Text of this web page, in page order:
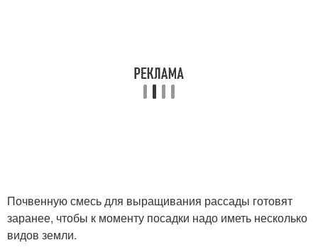
Почвенную смесь для выращивания рассады готовят
заранее, чтобы к моменту посадки надо иметь несколько
видов земли.